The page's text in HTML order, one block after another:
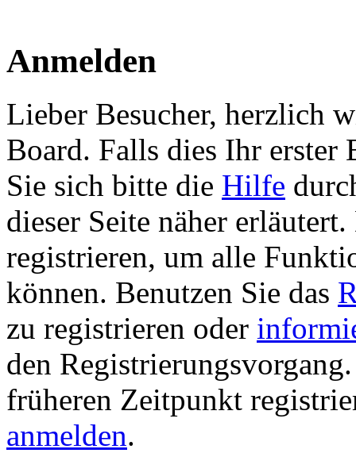
Anmelden
Lieber Besucher, herzlich
Board. Falls dies Ihr erster
Sie sich bitte die Hilfe
dieser Seite näher
registrieren, um alle
können. Benutzen Sie das
zu registrieren oder
den
früheren Zeitpunkt
anmelden.